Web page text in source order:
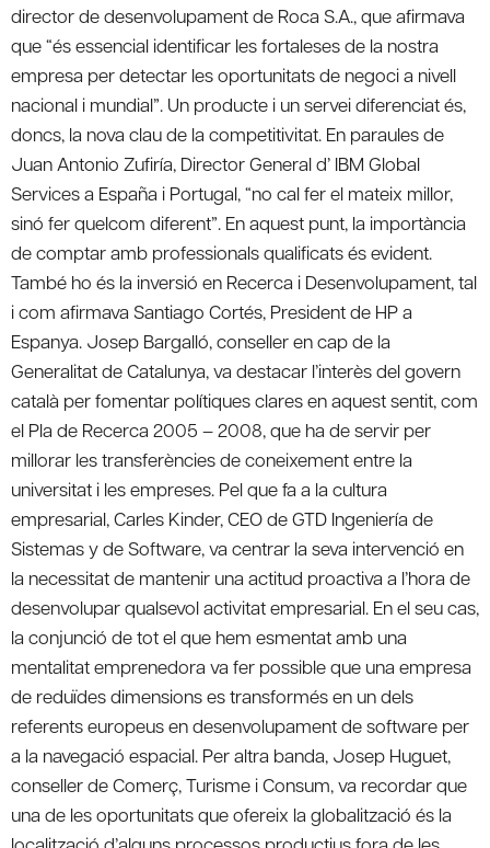
director de desenvolupament de Roca S.A., que afirmava
que “és essencial identificar les fortaleses de la nostra
empresa per detectar les oportunitats de negoci a nivell
nacional i mundial”. Un producte i un servei diferenciat és,
doncs, la nova clau de la competitivitat. En paraules de
Juan Antonio Zufiría, Director General d’ IBM Global
Services a España i Portugal, “no cal fer el mateix millor,
sinó fer quelcom diferent”. En aquest punt, la importància
de comptar amb professionals qualificats és evident.
També ho és la inversió en Recerca i Desenvolupament, tal
i com afirmava Santiago Cortés, President de HP a
Espanya. Josep Bargalló, conseller en cap de la
Generalitat de Catalunya, va destacar l’interès del govern
català per fomentar polítiques clares en aquest sentit, com
el Pla de Recerca 2005 – 2008, que ha de servir per
millorar les transferències de coneixement entre la
universitat i les empreses. Pel que fa a la cultura
empresarial, Carles Kinder, CEO de GTD Ingeniería de
Sistemas y de Software, va centrar la seva intervenció en
la necessitat de mantenir una actitud proactiva a l’hora de
desenvolupar qualsevol activitat empresarial. En el seu cas,
la conjunció de tot el que hem esmentat amb una
mentalitat emprenedora va fer possible que una empresa
de reduïdes dimensions es transformés en un dels
referents europeus en desenvolupament de software per
a la navegació espacial. Per altra banda, Josep Huguet,
conseller de Comerç, Turisme i Consum, va recordar que
una de les oportunitats que ofereix la globalització és la